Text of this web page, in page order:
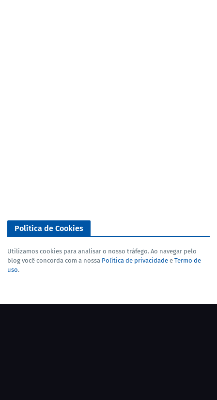
Política de Cookies
Utilizamos cookies para analisar o nosso tráfego. Ao navegar pelo
blog você concorda com a nossa Política de privacidade e Termo de
uso.